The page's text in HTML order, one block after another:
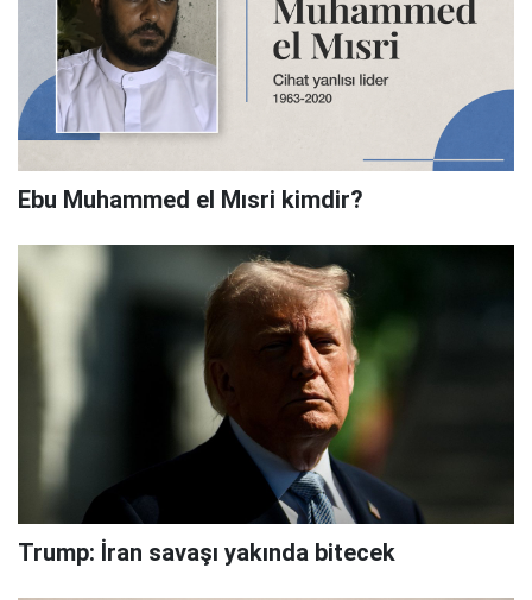
Ebu Muhammed el Mısri kimdir?
Trump: İran savaşı yakında bitecek